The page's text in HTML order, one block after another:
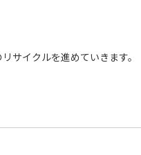
サイクルを進めていきます。